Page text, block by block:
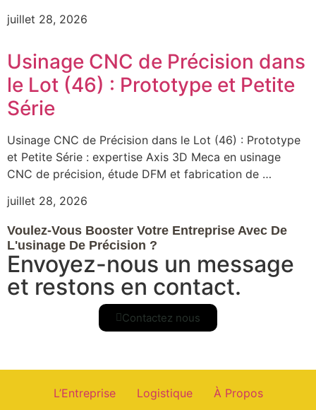
juillet 28, 2026
Usinage CNC de Précision dans
le Lot (46) : Prototype et Petite
Série
Usinage CNC de Précision dans le Lot (46) : Prototype
et Petite Série : expertise Axis 3D Meca en usinage
CNC de précision, étude DFM et fabrication de …
juillet 28, 2026
Voulez-Vous Booster Votre Entreprise Avec De
L'usinage De Précision ?
Envoyez-nous un message
et restons en contact.
Contactez nous
L’Entreprise Logistique À Propos